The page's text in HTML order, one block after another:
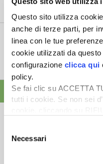
Questo sito utilizza
anche di terze parti, per
linea con le tue
cookie utilizzati da
configurazione clicca qui
policy.
Se fai clic su ACCETTA
tutti i cookie. Se non sei
desideri accettare e
delNecessari
Nel 2025, in Italia,
record di 2,5 mili...
Saldi Pac: ogni
L’erogazione dei
tempistica predefinita e r...